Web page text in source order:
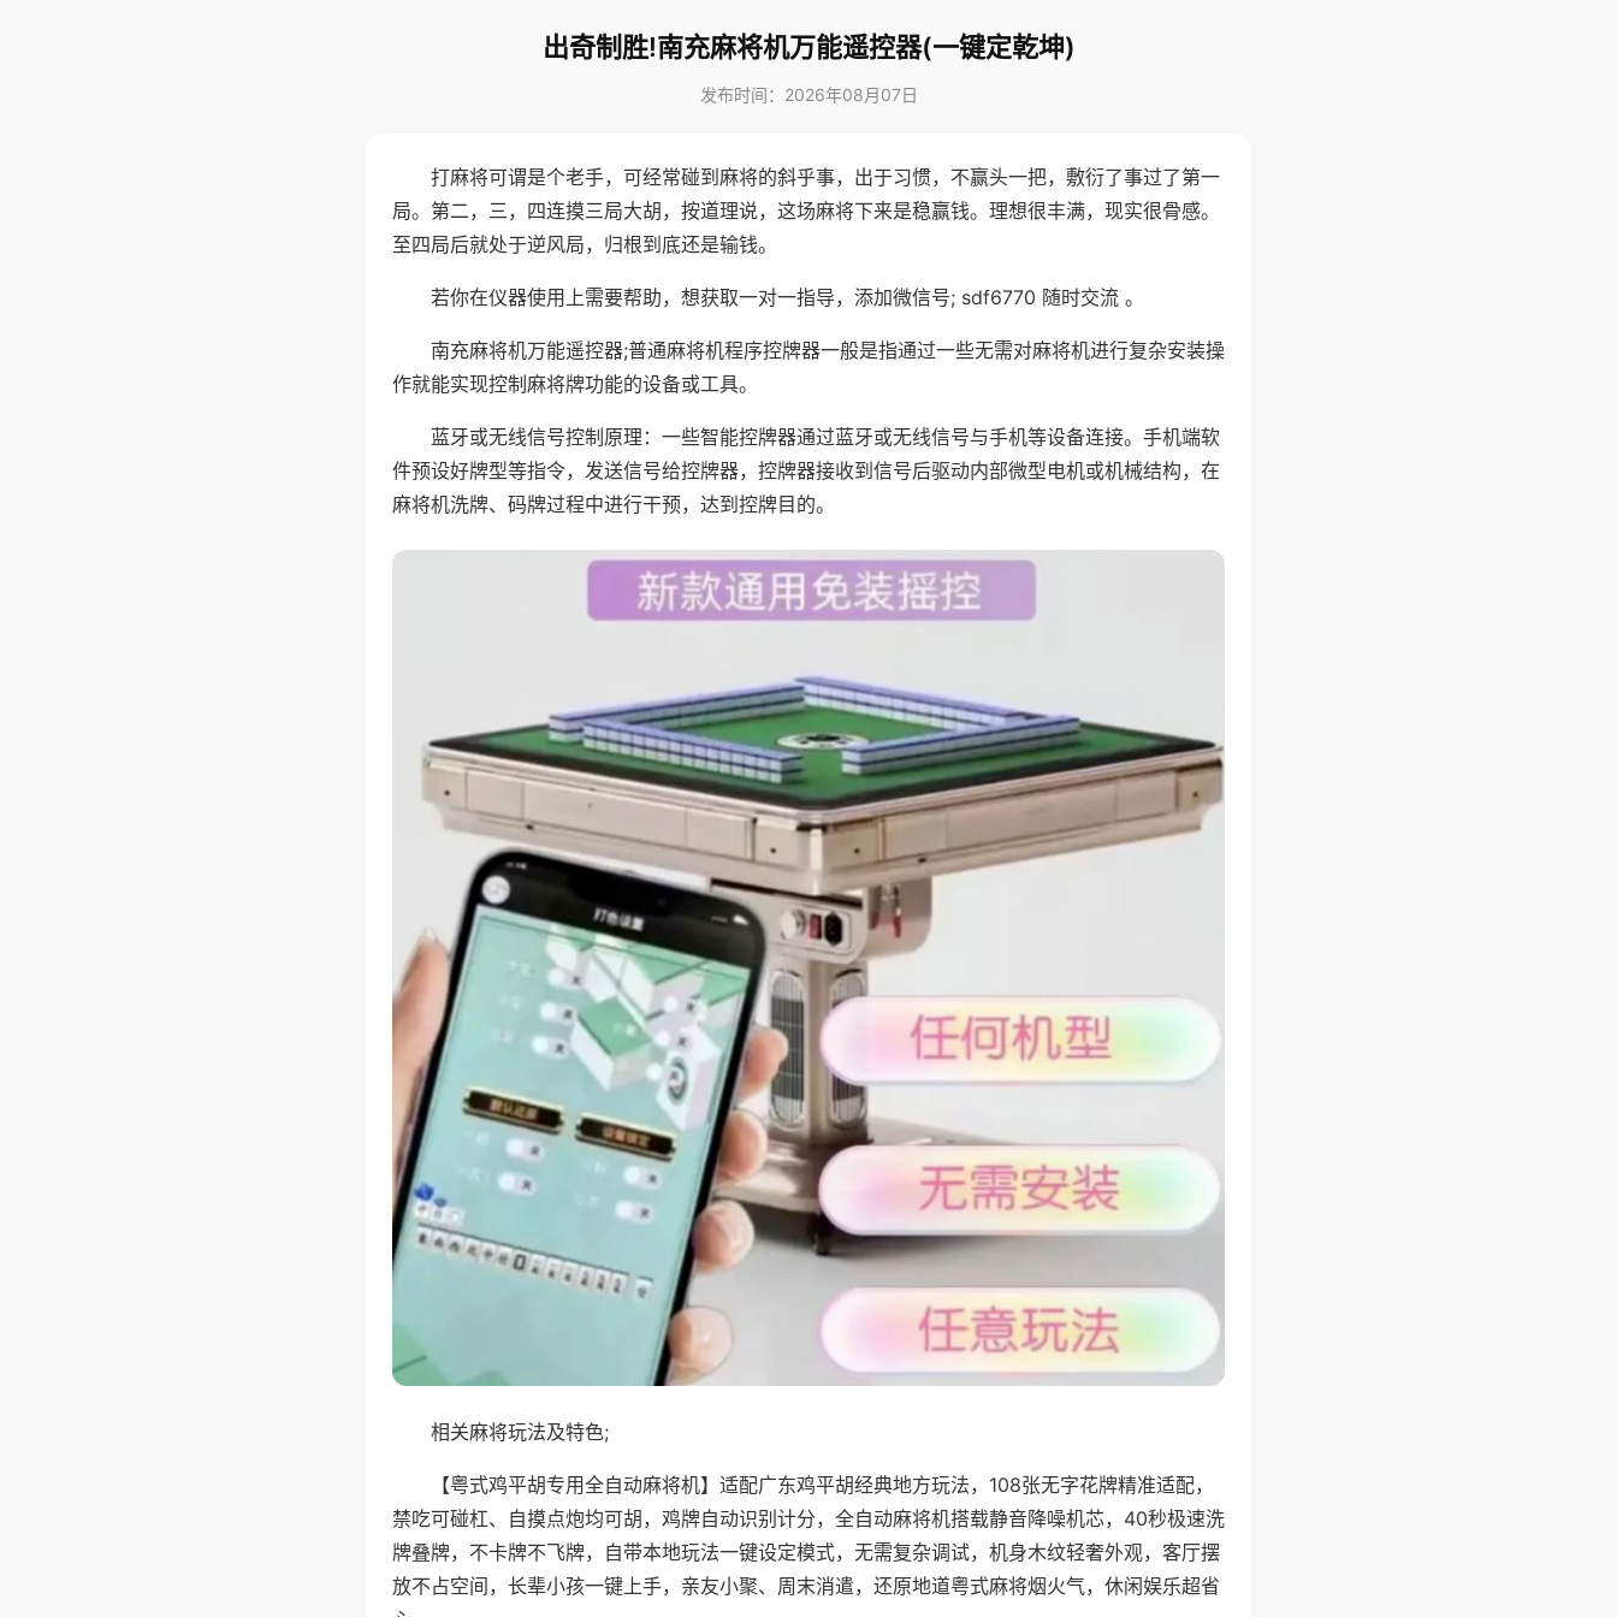
出奇制胜!南充麻将机万能遥控器(一键定乾坤)
发布时间：2026年08月07日
打麻将可谓是个老手，可经常碰到麻将的斜乎事，出于习惯，不赢头一把，敷衍了事过了第一
局。第二，三，四连摸三局大胡，按道理说，这场麻将下来是稳赢钱。理想很丰满，现实很骨感。
至四局后就处于逆风局，归根到底还是输钱。
若你在仪器使用上需要帮助，想获取一对一指导，添加微信号; sdf6770 随时交流 。
南充麻将机万能遥控器;普通麻将机程序控牌器一般是指通过一些无需对麻将机进行复杂安装操
作就能实现控制麻将牌功能的设备或工具。
蓝牙或无线信号控制原理：一些智能控牌器通过蓝牙或无线信号与手机等设备连接。手机端软
件预设好牌型等指令，发送信号给控牌器，控牌器接收到信号后驱动内部微型电机或机械结构，在
麻将机洗牌、码牌过程中进行干预，达到控牌目的。
相关麻将玩法及特色;
【粤式鸡平胡专用全自动麻将机】适配广东鸡平胡经典地方玩法，108张无字花牌精准适配，
禁吃可碰杠、自摸点炮均可胡，鸡牌自动识别计分，全自动麻将机搭载静音降噪机芯，40秒极速洗
牌叠牌，不卡牌不飞牌，自带本地玩法一键设定模式，无需复杂调试，机身木纹轻奢外观，客厅摆
放不占空间，长辈小孩一键上手，亲友小聚、周末消遣，还原地道粤式麻将烟火气，休闲娱乐超省